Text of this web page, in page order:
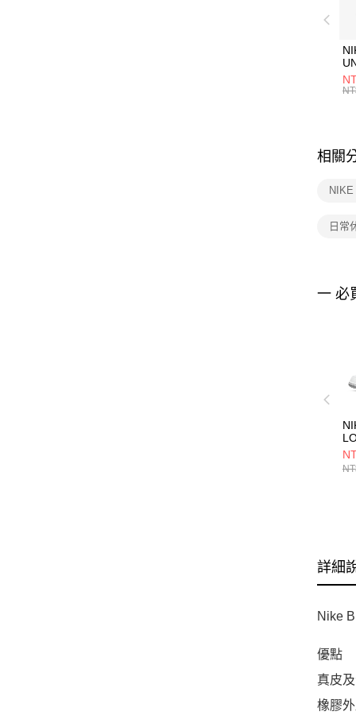
統
相關
日常
一 必
詳細
Nike
優點
真皮
橡膠